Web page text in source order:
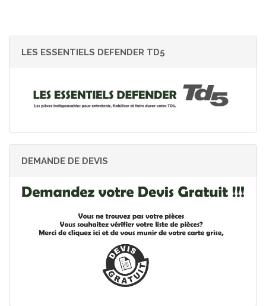
LES ESSENTIELS DEFENDER TD5
DEMANDE DE DEVIS